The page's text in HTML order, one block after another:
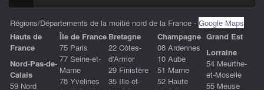
Régions/Départements de la moitié nord de la France - Google Maps
Hauts de
France
Nord-Pas-de-
Calais
59 Nord
ÎIe de France
75 Paris
77 Seine-et-
Marne
78 Yvelines
Bretagne
22 Côtes-
d'Armor
29 Finistère
35 Ille-et-
Champagne
08 Ardennes
10 Aube
51 Marne
52 Haute
Grand Est
Lorraine
54 Meurthe-
et-Moselle
55 Meuse